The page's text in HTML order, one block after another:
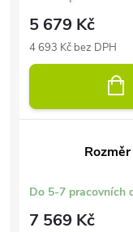
5 679 Kč
4 693 Kč bez DPH
Do 5-7 pracovních
7 569 Kč